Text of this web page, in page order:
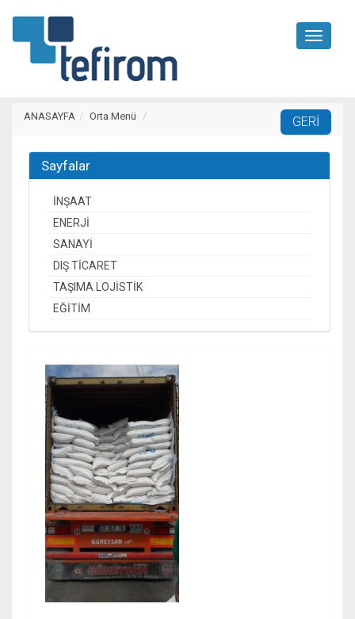
Toggle
ANASAYFA Orta Menü
Sayfalar
İNŞAAT
ENERJİ
SANAYİ
DIŞ TİCARET
TAŞIMA LOJİSTİK
EĞİTİM